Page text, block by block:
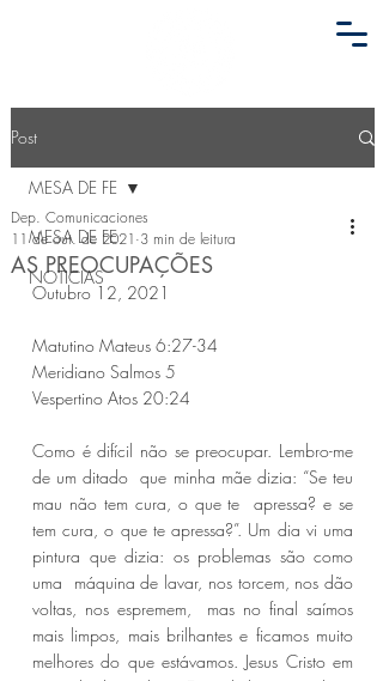
Post
MESA DE FE
NOTICIAS
MESA DE FE
AS PREOCUPAÇÕES
Dep. Comunicaciones
11 de out. de 2021 3 min de leitura
Outubro 12, 2021
Matutino Mateus 6:27-34
Meridiano Salmos 5
Vespertino Atos 20:24
Como é difícil não se preocupar. Lembro-me
de um ditado  que minha mãe dizia: “Se teu
mau não tem cura, o que te  apressa? e se
tem cura, o que te apressa?”. Um dia vi uma
pintura que dizia: os problemas são como
uma  máquina de lavar, nos torcem, nos dão
voltas, nos espremem,  mas no final saímos
mais limpos, mais brilhantes e ficamos muito
melhores do que estávamos. Jesus Cristo em